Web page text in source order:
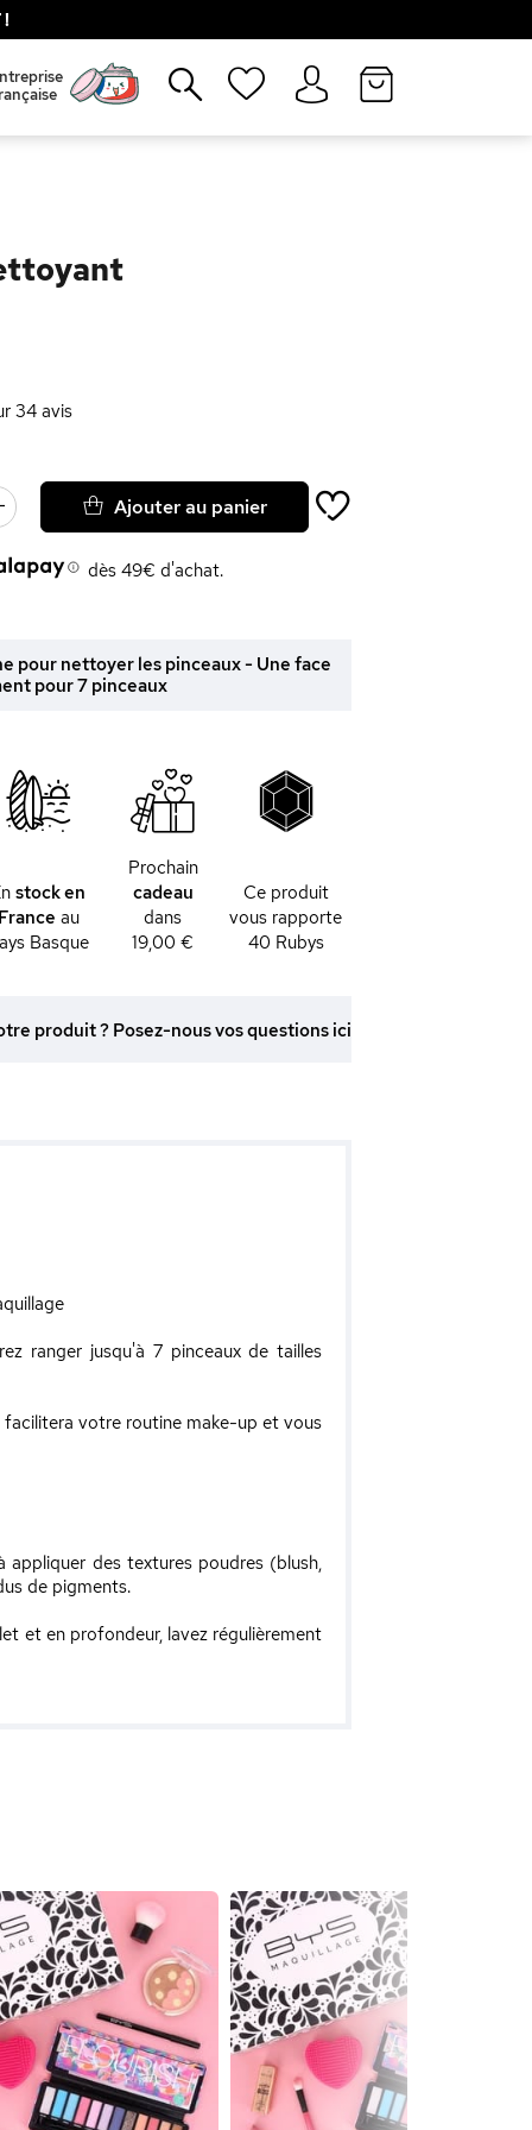
!
34avis
dès 49€ d'achat.
Ajouter au panier
pour nettoyer les pinceaux - Une face
pour 7 pinceaux
stock en
France au
Basque
Prochain
cadeau
dans
19,00 €
Ce produit
vous rapporte
40 Rubys
produit ? Posez-nous vos questions ici
ranger jusqu'à 7 pinceaux de tailles
facilitera votre routine make-up et vous
des textures poudres (blush,
de pigments.
et en profondeur, lavez régulièrement